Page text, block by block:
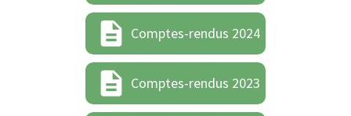
description Comptes-rendus 2024
description Comptes-rendus 2023